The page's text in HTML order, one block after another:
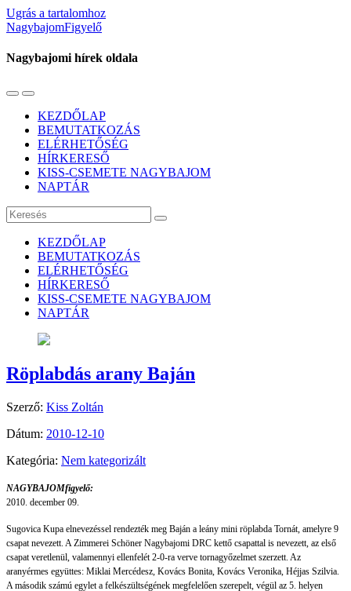
Ugrás a tartalomhoz
NagybajomFigyelő
Nagybajomi hírek oldala
Váltás
mobil
menüre
Használja
keresés
mezőt
KEZDŐLAP
BEMUTATKOZÁS
ELÉRHETŐSÉG
HÍRKERESŐ
KISS-CSEMETE NAGYBAJOM
NAPTÁR
Keresés
KEZDŐLAP
BEMUTATKOZÁS
ELÉRHETŐSÉG
HÍRKERESŐ
KISS-CSEMETE NAGYBAJOM
NAPTÁR
Röplabdás arany Baján
Szerző: Kiss Zoltán
Dátum: 2010-12-10
Kategória: Nem kategorizált
NAGYBAJOMfigyelő:
2010. december 09.
Sugovica Kupa elnevezéssel rendezték meg Baján a leány mini röplabda Tornát, amelyre 9
csapat nevezett. A Zimmerei Schöner Nagybajomi DRC kettő csapattal is nevezett, az első
csapat veretlenül, valamennyi ellenfelét 2-0-ra verve tornagyőzelmet szerzett. Az
aranyérmes együttes: Miklai Mercédesz, Kovács Bonita, Kovács Veronika, Héjjas Szilvia.
A második számú egylet a felkészültségének megfelelően szerepelt, végül az 5. helyen